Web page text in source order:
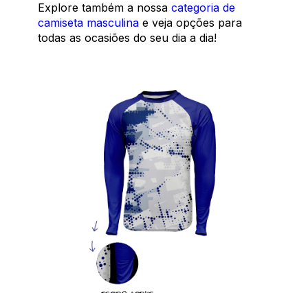
Explore também a nossa categoria de
camiseta masculina e veja opções para
todas as ocasiões do seu dia a dia!